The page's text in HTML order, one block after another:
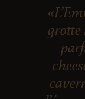
grotte